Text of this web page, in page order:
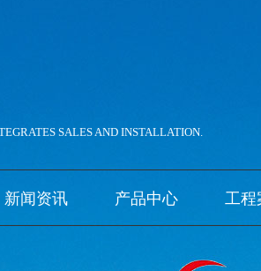
SALES AND INSTALLATION.
新闻资讯 产品中心 工程